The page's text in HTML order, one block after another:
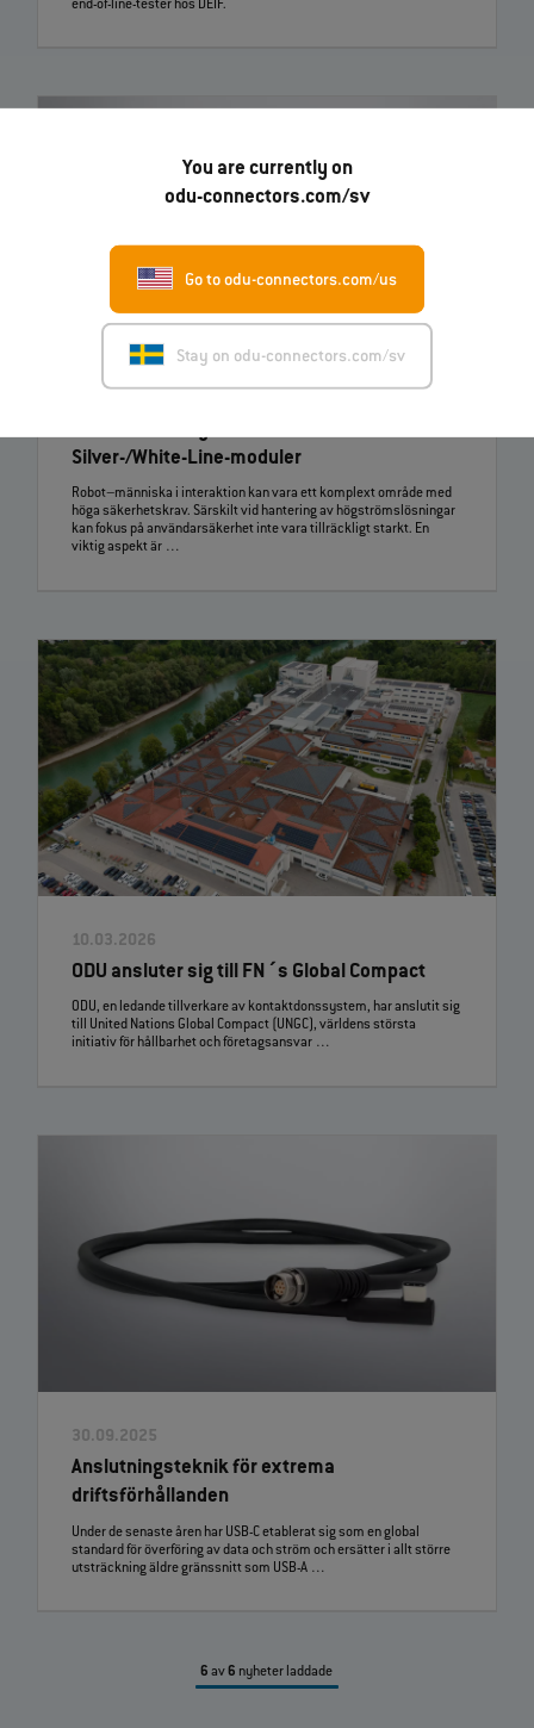
You are currently on
odu-connectors.com/sv
Go to odu-connectors.com/us
Stay on odu-connectors.com/sv
end‑of‑line‑tester hos DEIF.
Silver‑/White‑Line‑moduler
Robot–människa i interaktion kan vara ett komplext område med
höga säkerhetskrav. Särskilt vid hantering av högströmslösningar
kan fokus på användarsäkerhet inte vara tillräckligt starkt. En
viktig aspekt är …
10.03.2026
ODU ansluter sig till FN´s Global Compact
ODU, en ledande tillverkare av kontaktdonssystem, har anslutit sig
till United Nations Global Compact (UNGC), världens största
initiativ för hållbarhet och företagsansvar …
30.09.2025
Anslutningsteknik för extrema
driftsförhållanden
Under de senaste åren har USB‑C etablerat sig som en global
standard för överföring av data och ström och ersätter i allt större
utsträckning äldre gränssnitt som USB‑A …
6 av6 nyheter laddade